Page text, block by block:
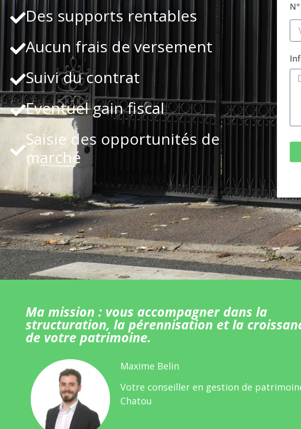
Des supports rentables
Aucun frais de versement
Suivi du contrat
Eventuel gain fiscal
Saisie des opportunités de
marché
Ma mission : vous accompagner dans la
structuration, la pérennisation et la
de votre patrimoine.
Maxime Belin
Votre conseiller en gestion de
Chatou